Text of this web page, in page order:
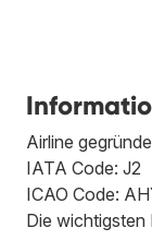
Airline
IATA Code: J2
ICAO Code:
Die wichtigsten